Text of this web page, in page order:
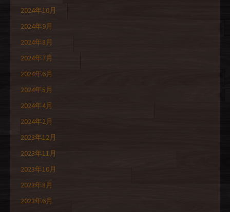
2024年10月
2024年9月
2024年8月
2024年7月
2024年6月
2024年5月
2024年4月
2024年2月
2023年12月
2023年11月
2023年10月
2023年8月
2023年6月